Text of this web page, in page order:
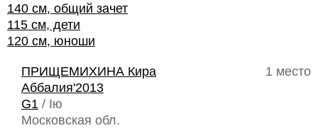
140 см, общий зачет
115 см, дети
120 см, юноши
1 место
ПРИЩЕМИХИНА Кира
Аббалия'2013
G1 / Iю
Московская обл.